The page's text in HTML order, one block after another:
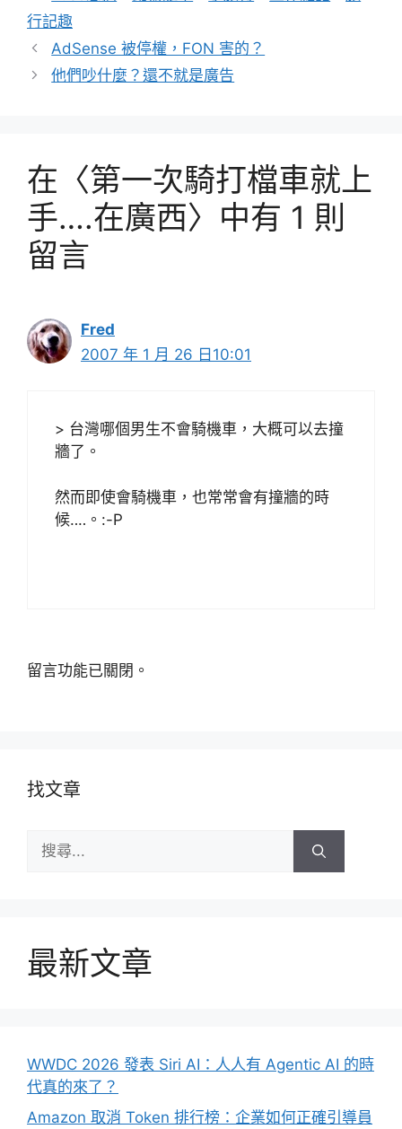
類
行記趣
AdSense 被停權，FON 害的？
他們吵什麼？還不就是廣告
在〈第一次騎打檔車就上
手….在廣西〉中有 1 則
留言
Fred
2007 年 1 月 26 日10:01
> 台灣哪個男生不會騎機車，大概可以去撞
牆了。
然而即使會騎機車，也常常會有撞牆的時
候‥‥。:-P
留言功能已關閉。
找文章
尋:
最新文章
WWDC 2026 發表 Siri AI：人人有 Agentic AI 的時
代真的來了？
Amazon 取消 Token 排行榜：企業如何正確引導員